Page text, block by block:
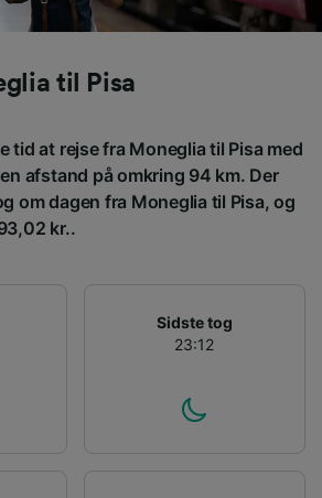
til Pisa
tid at rejse fra Moneglia til Pisa med
afstand på omkring 94 km. Der
om dagen fra Moneglia til Pisa, og
kr..
Sidste tog
23:12
behandler data for at
Aktivt scanne
annoncering og indhold,
indholdsmåling,
og udvikling af